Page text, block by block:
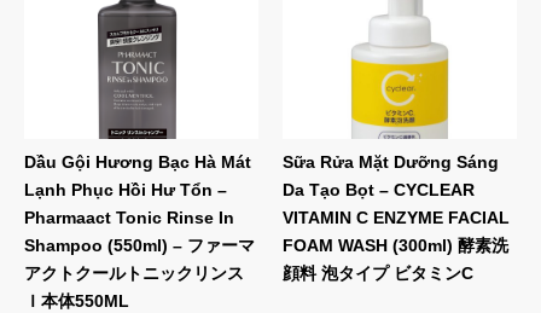
Dầu Gội Hương Bạc Hà Mát
Lạnh Phục Hồi Hư Tổn –
Pharmaact Tonic Rinse In
Shampoo (550ml) – ファーマ
アクトクールトニックリンス
Ｉ本体550ML
Sữa Rửa Mặt Dưỡng Sáng
Da Tạo Bọt – CYCLEAR
VITAMIN C ENZYME FACIAL
FOAM WASH (300ml) 酵素洗
顔料 泡タイプ ビタミンC